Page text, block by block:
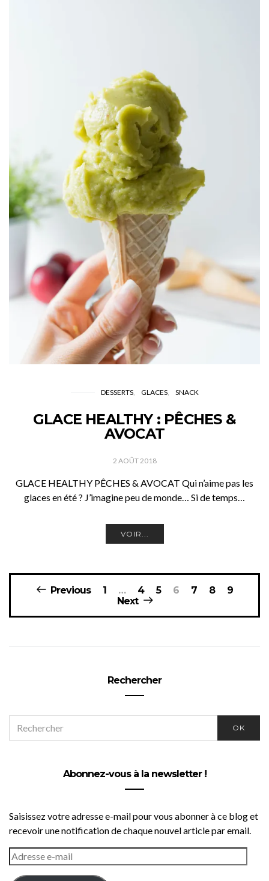
DESSERTS GLACES SNACK
GLACE HEALTHY : PÊCHES &
AVOCAT
2 AOÛT 2018
GLACE HEALTHY PÊCHES & AVOCAT Qui n’aime pas les
glaces en été ? J’imagine peu de monde… Si de temps…
VOIR...
Pagination
Previous 1 … 4 5 6 7 8
9
Next
Rechercher
FOR:
OK
Abonnez-vous à la newsletter !
Saisissez votre adresse e-mail pour vous abonner à ce blog et
recevoir une notification de chaque nouvel article par email.
ADRESSE
E-
MAIL